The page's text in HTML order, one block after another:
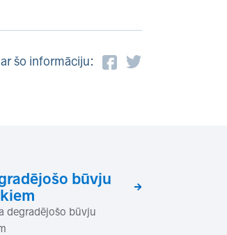
šo informāciju:
būvju
degradējošo būvju